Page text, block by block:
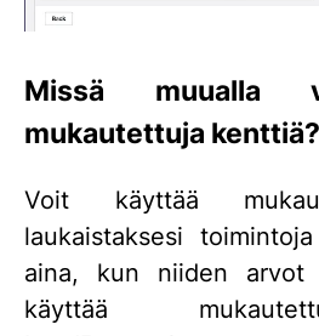
Missä muualla
mukautettuja kenttiä?
Voit käyttää
laukaistaksesi toimintoja
aina, kun niiden arvot
käyttää